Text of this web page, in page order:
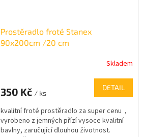
Prostěradlo froté Stanex
90x200cm /20 cm
Skladem
350 Kč / ks
DETAIL
kvalitní froté prostěradlo za super cenu ,
vyrobeno z jemných přízí vysoce kvalitní
bavlny, zaručující dlouhou životnost.